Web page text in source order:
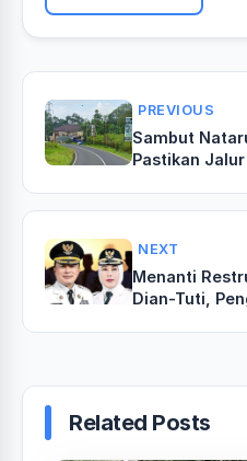
PREVIOUS
‎Sambut
Pastikan
NEXT
‎Menanti
Dian-Tuti,
Related Posts